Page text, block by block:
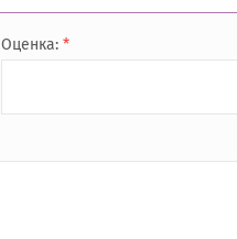
Оценка:*